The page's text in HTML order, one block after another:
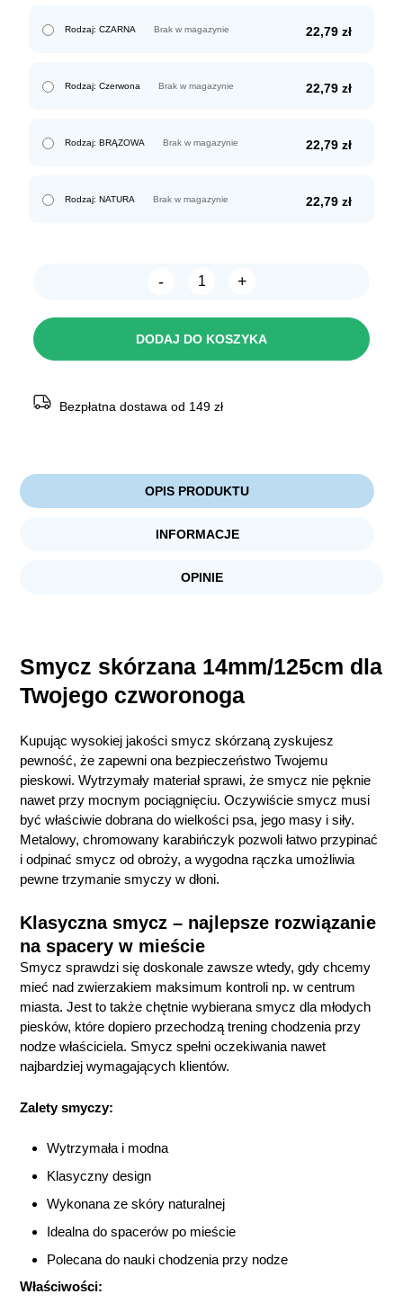
Rodzaj: CZARNA 22,79 zł
Brak w magazynie
Rodzaj: Czerwona 22,79 zł
Brak w magazynie
Rodzaj: BRĄZOWA 22,79 zł
Brak w magazynie
Rodzaj: NATURA 22,79 zł
Brak w magazynie
-
ilość
tradycyjna
+
DODAJ DO KOSZYKA
Bezpłatna dostawa od 149 zł
OPIS PRODUKTU
INFORMACJE
OPINIE
Smycz skórzana 14mm/125cm dla
Twojego czworonoga
Kupując wysokiej jakości smycz skórzaną zyskujesz
pewność, że zapewni ona bezpieczeństwo Twojemu
pieskowi. Wytrzymały materiał sprawi, że smycz nie pęknie
nawet przy mocnym pociągnięciu. Oczywiście smycz musi
być właściwie dobrana do wielkości psa, jego masy i siły.
Metalowy, chromowany karabińczyk pozwoli łatwo przypinać
i odpinać smycz od obroży, a wygodna rączka umożliwia
pewne trzymanie smyczy w dłoni.
Klasyczna smycz – najlepsze rozwiązanie
na spacery w mieście
Smycz sprawdzi się doskonale zawsze wtedy, gdy chcemy
mieć nad zwierzakiem maksimum kontroli np. w centrum
miasta. Jest to także chętnie wybierana smycz dla młodych
piesków, które dopiero przechodzą trening chodzenia przy
nodze właściciela. Smycz spełni oczekiwania nawet
najbardziej wymagających klientów.
Zalety smyczy:
Wytrzymała i modna
Klasyczny design
Wykonana ze skóry naturalnej
Idealna do spacerów po mieście
Polecana do nauki chodzenia przy nodze
Właściwości: